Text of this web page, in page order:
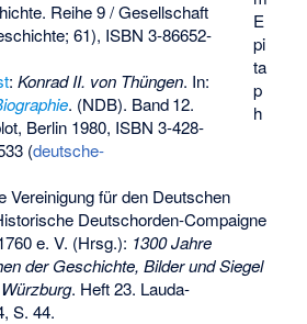
E
pi
ta
p
h
Reihe 9 / Gesellschaft
61), ISBN 3-86652-
: Konrad II. von Thüngen. In:
. (NDB). Band 12.
Berlin 1980, ISBN 3-428-
(deutsche-
Vereinigung für den Deutschen
Deutschorden-Compaigne
e. V. (Hrsg.): 1300 Jahre
der Geschichte, Bilder und Siegel
. Heft 23. Lauda-
S. 44.